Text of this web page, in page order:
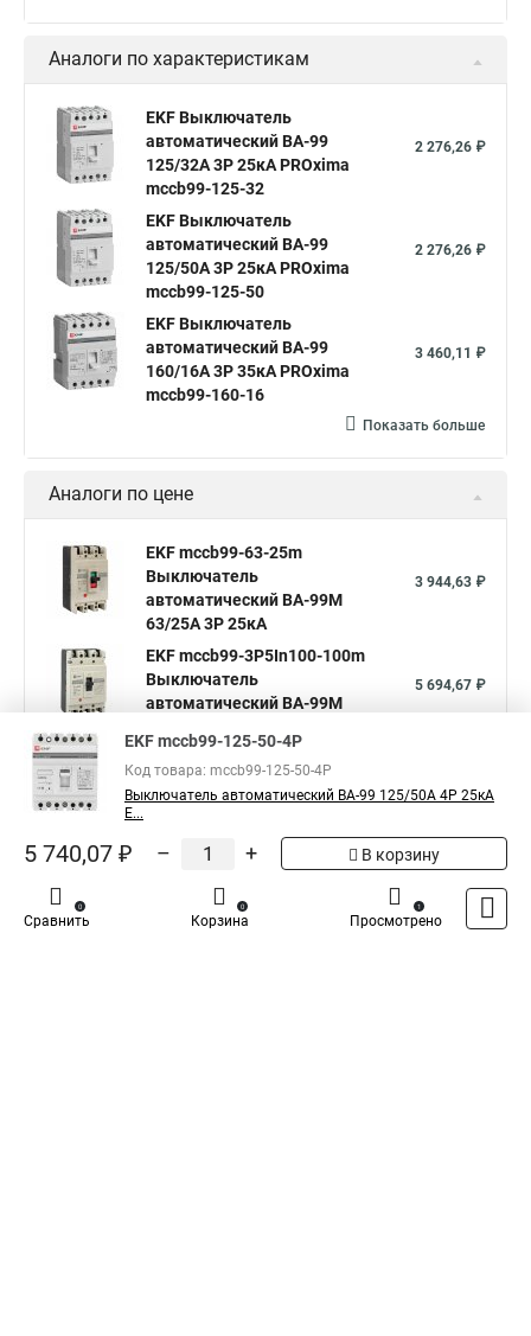
Аналоги по характеристикам
EKF Выключатель
автоматический ВА-99
125/32А 3P 25кА PROxima
mccb99-125-32
2 276,26 ₽
EKF Выключатель
автоматический ВА-99
125/50А 3P 25кА PROxima
mccb99-125-50
2 276,26 ₽
EKF Выключатель
автоматический ВА-99
160/16А 3P 35кА PROxima
mccb99-160-16
3 460,11 ₽
Показать больше
Аналоги по цене
EKF mccb99-63-25m
Выключатель
автоматический ВА-99М
63/25А 3P 25кА
3 944,63 ₽
EKF mccb99-3P5In100-100m
Выключатель
автоматический ВА-99М
5 694,67 ₽
Выключатель
автоматический ВА-99М
5 694,67 ₽
Показать больше
EKF mccb99-125-50-4P
Код товара: mccb99-125-50-4P
Выключатель автоматический ВА-99 125/50А 4P 25кА
E...
5 740,07 ₽ – + В корзину
Сравнить
0
Корзина
0
Просмотрено
1